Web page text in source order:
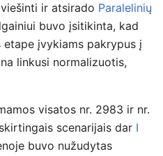
ir atsirado Paralelinių
buvo įsitikinta, kad
įvykiams pakrypus į
linkusi normalizuotis,
visatos nr. 2983 ir nr.
scenarijais dar I
buvo nužudytas